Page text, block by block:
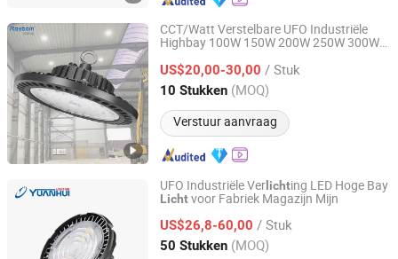
CCT/Watt Verstelbare UFO Industriële
Highbay 100W 150W 200W 250W 300W
BayLichtvoor Commerciële Magazijn
Fabriek Werkplaats
US$20,00-30,00 / Stuk
10 Stukken (MOQ)
Verstuur aanvraag
Rayborn Lighting Industry Co., Ltd.
Guangdong, China Sinds 2011
UFO Industriële Verlichting LED Hoge Bay
Lichtvoor Fabriek Magazijn Mijn
US$26,8-60,00 / Stuk
50 Stukken (MOQ)
Cixi Yuanhui Lighting Electric Co., Ltd.
Zhejiang, China Sinds 2015